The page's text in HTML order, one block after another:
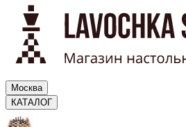
Москва
КАТАЛОГ